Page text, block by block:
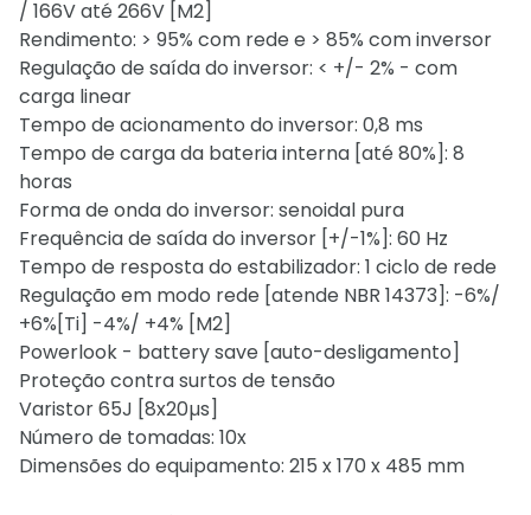
/ 166V até 266V [M2]
Rendimento: > 95% com rede e > 85% com inversor
Regulação de saída do inversor: < +/- 2% - com
carga linear
Tempo de acionamento do inversor: 0,8 ms
Tempo de carga da bateria interna [até 80%]: 8
horas
Forma de onda do inversor: senoidal pura
Frequência de saída do inversor [+/-1%]: 60 Hz
Tempo de resposta do estabilizador: 1 ciclo de rede
Regulação em modo rede [atende NBR 14373]: -6%/
+6%[Ti] -4%/ +4% [M2]
Powerlook - battery save [auto-desligamento]
Proteção contra surtos de tensão
Varistor 65J [8x20µs]
Número de tomadas: 10x
Dimensões do equipamento: 215 x 170 x 485 mm